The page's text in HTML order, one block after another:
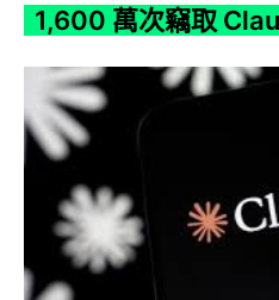
1,600 萬次竊取